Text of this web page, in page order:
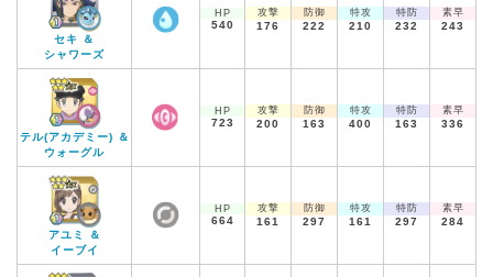
セキ ＆
シャワーズ
HP
540
攻撃
176
防御
222
特攻
210
特防
232
素早
243
テル(アカデミー) ＆
ウォーグル
HP
723
攻撃
200
防御
163
特攻
400
特防
163
素早
336
アユミ ＆
イーブイ
HP
664
攻撃
161
防御
297
特攻
161
特防
297
素早
284